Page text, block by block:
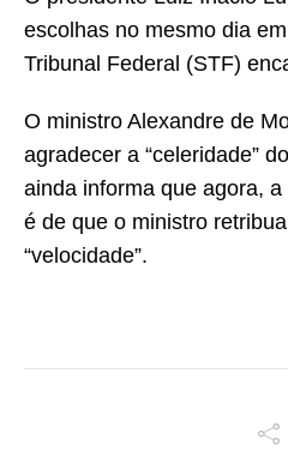
escolhas no mesmo dia
Tribunal Federal (STF)
O ministro Alexandre de
agradecer a “celeridade”
ainda informa que agora,
é de que o ministro
“velocidade”.